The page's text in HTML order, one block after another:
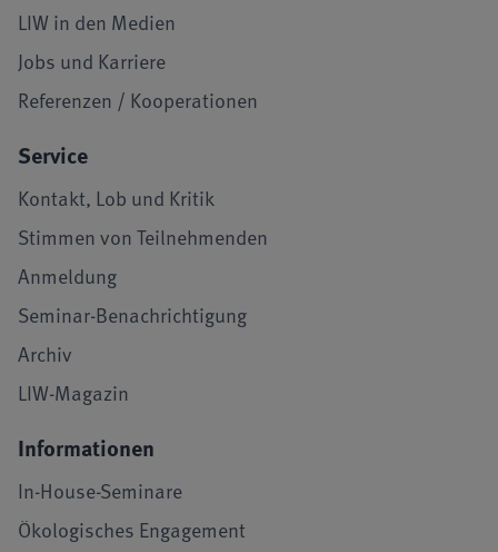
LIW in den Medien
Jobs und Karriere
Referenzen / Kooperationen
Service
Kontakt, Lob und Kritik
Stimmen von Teilnehmenden
Anmeldung
Seminar-Benachrichtigung
Archiv
LIW-Magazin
Informationen
In-House-Seminare
Ökologisches Engagement